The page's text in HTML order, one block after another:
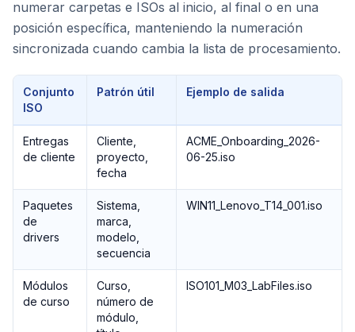
numerar carpetas e ISOs al inicio, al final o en una
posición específica, manteniendo la numeración
sincronizada cuando cambia la lista de procesamiento.
Conjunto
ISO
Patrón útil Ejemplo de salida
Entregas
de cliente
Cliente,
proyecto,
fecha
ACME_Onboarding_2026-
06-25.iso
Paquetes
de
drivers
Sistema,
marca,
modelo,
secuencia
WIN11_Lenovo_T14_001.iso
Módulos
de curso
Curso,
número de
módulo,
ISO101_M03_LabFiles.iso